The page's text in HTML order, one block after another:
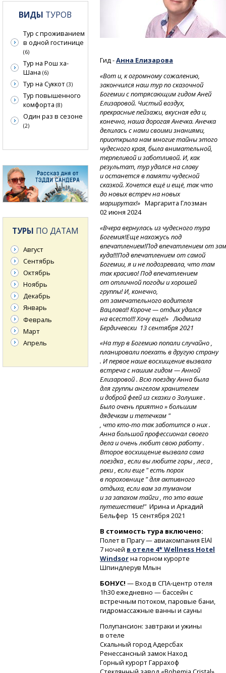
Гид -Анна Елизарова
«Вот и, к огромному сожалению,
закончился наш тур по сказочной
Богемии с потрясающим гидом Аней
Елизаровой. Чистый воздух,
прекрасные пейзажи, вкусная еда и,
конечно, наша дорогая Анечка. Анечка
делилась с нами своими знаниями,
приоткрыла нам многие тайны этого
чудесного края, была внимательной,
терпеливой и заботливой. И, как
результат, тур удался на славу
и останется в памяти чудесной
сказкой. Хочется ещё и ещё, так что
до новых встреч на новых
маршрутах!» Маргарита Глозман
02 июня 2024
«Вчера вернулась из чудесного тура
Богемия!Еще нахожусь под
впечатлением!Подвпечатлениемот
куда!!!Под впечатлением от самой
Богемии, я и не подозревала, что там
так красиво! Под впечатлением
от отличной погоды и хорошей
группы! И, конечно,
от замечательного водителя
Вацлава!! Короче — отдых удался
на всесто!!! Хочу еще!» Людмила
Бердичевски 13 сентября 2021
«На тур в Богемию попали случайно ,
планировали поехать в другую страну
. И первое наше восхищение вызвала
встреча с нашим гидом — Анной
Елизаровой . Всю поездку Анна была
для группы ангелом хранителем
и доброй феей из сказки о Золушке .
Было очень приятно » большим
дядечкам и тетечкам "
, чтокто-тотак заботится о них .
Анна большой профессионал своего
дела и очень любит свою работу .
Второе восхищение вызвала сама
поездка , если вы любите горы , леса ,
реки , если еще " есть порох
в пороховнице " для активного
отдыха, если вам за туманом
и за запахом тайги , то это ваше
путешествие!" Ирина и Аркадий
Бельфер 15 сентября 2021
В стоимость тура включено:
Полет в Прагу — авиакомпания ElAl
7 ночей в отеле 4* Wellness Hotel
Windsorна горном курорте
Шпиндлерув Млын
БОНУС! — Входв СПА-центр отеля
1h30 ежедневно — бассейн с
встречным потоком, паровые бани,
гидромассажные ванны и сауны
Полупансион: завтраки и ужины
в отеле
Скальный город Адерс­бах
Ренессансный замок Наход
Горный курорт Гарр­ахоф
ВИДЫ ТУРОВ
Тур с проживанием
в одной гостинице
(6)
Тур на Рош ха-
Шана (6)
Тур на Суккот (3)
Тур повышенного
комфорта (8)
Один раз в сезоне
(2)
ТУРЫ ПО ДАТАМ
Август
Сентябрь
Октябрь
Ноябрь
Декабрь
Январь
Февраль
Март
Апрель